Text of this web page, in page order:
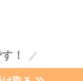
！